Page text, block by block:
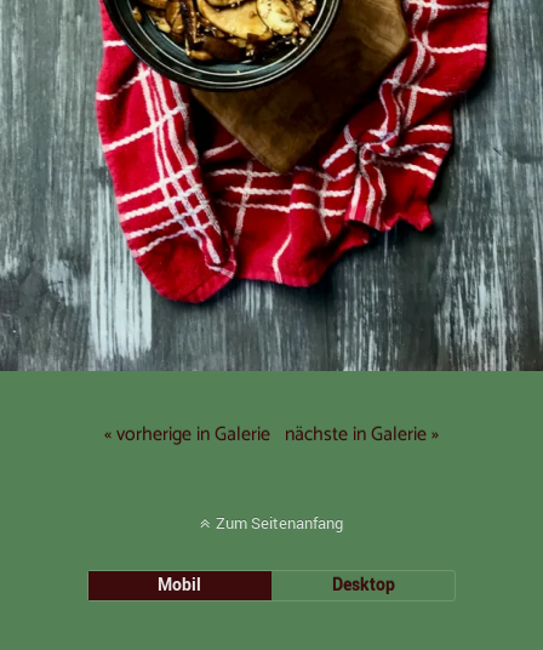
« vorherige in Galerie nächste in Galerie »
Zum Seitenanfang
Mobil Desktop